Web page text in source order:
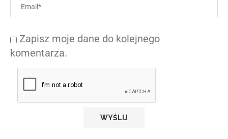
Zapisz moje dane do kolejnego
komentarza.